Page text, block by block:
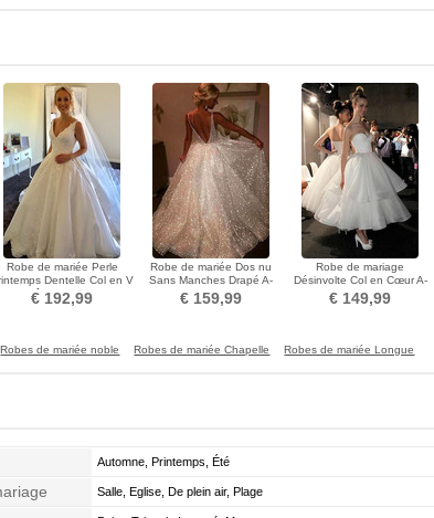
Robe de mariée Perle
Dentelle Col en V
Traîne Moyenne
€ 192,99
Robe de mariée Dos nu
Sans Manches Drapé A-
ligne Longueur Cheville
€ 159,99
Robe de mariage
Désinvolte Col en Cœur A-
ligne Naturel taille
€ 149,99
Robes de mariée noble Robes de mariée Chapelle Robes de mariée Longue
Automne, Printemps, Été
Salle, Eglise, De plein air, Plage